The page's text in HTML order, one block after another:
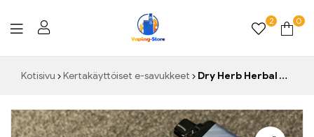
2 0
Kotisivu Kertakäyttöiset e-savukkeet Dry Herb Herbal Vapor iser Anix Virgo Starter Kit Lämpötilansäädin Tobacco Vape Pen 1300mah Akku oled Screen Vapor izador